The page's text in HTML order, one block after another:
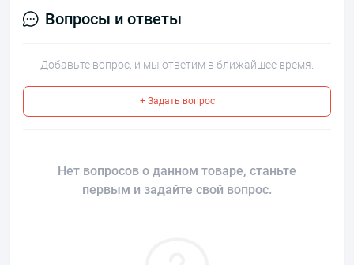
Вопросы и ответы
Добавьте вопрос, и мы ответим в ближайшее время.
+ Задать вопрос
Нет вопросов о данном товаре, станьте
первым и задайте свой вопрос.